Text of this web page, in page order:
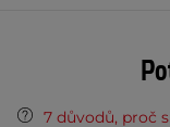
7 důvodů, proč